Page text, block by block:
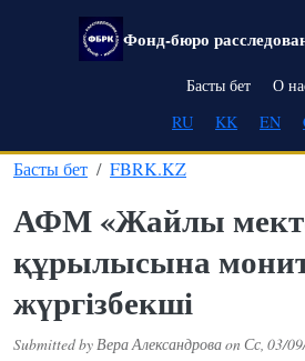
Skip to main content
Фонд-бюро
Main
Басты бет
О
RU
KK EN
Басты бет FBRK.KZ
АФМ «Жайлы
құрылысына
жүргізбекші
Submitted byВера АлександроваonСс, 03/